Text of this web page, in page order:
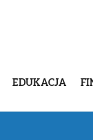
EDUKACJA